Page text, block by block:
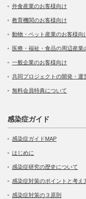
外食産業のお客様向け
教育機関のお客様向け
動物・ペット産業のお客様向
医療・福祉・食品の周辺産業
一般企業のお客様向け
共同プロジェクトの開発・運
無料会員特典について
感染症ガイド
感染症ガイドMAP
はじめに
感染症研究の歴史について
感染症対策のポイントと考え
感染症対策の３原則